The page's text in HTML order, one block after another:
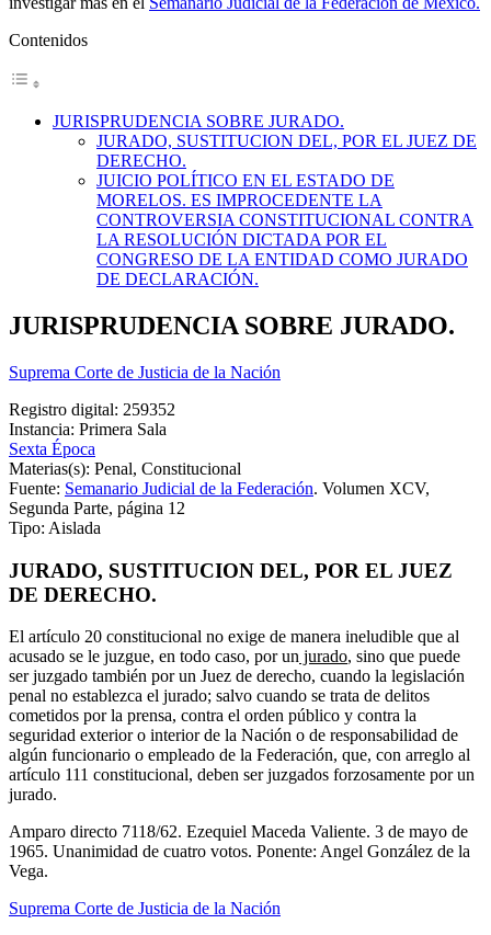
Contenidos
JURISPRUDENCIA SOBRE JURADO.
JURADO, SUSTITUCION DEL, POR EL JUEZ DE
DERECHO.
JUICIO POLÍTICO EN EL ESTADO DE
MORELOS. ES IMPROCEDENTE LA
CONTROVERSIA CONSTITUCIONAL CONTRA
LA RESOLUCIÓN DICTADA POR EL
CONGRESO DE LA ENTIDAD COMO JURADO
DE DECLARACIÓN.
JURISPRUDENCIA SOBRE JURADO.
Suprema Corte de Justicia de la Nación
Registro digital: 259352
Instancia: Primera Sala
Sexta Época
Materias(s): Penal, Constitucional
Fuente: Semanario Judicial de la Federación. Volumen XCV,
Segunda Parte, página 12
Tipo: Aislada
JURADO, SUSTITUCION DEL, POR EL JUEZ
DE DERECHO.
El artículo 20 constitucional no exige de manera ineludible que al
acusado se le juzgue, en todo caso, por un jurado, sino que puede
ser juzgado también por un Juez de derecho, cuando la legislación
penal no establezca el jurado; salvo cuando se trata de delitos
cometidos por la prensa, contra el orden público y contra la
seguridad exterior o interior de la Nación o de responsabilidad de
algún funcionario o empleado de la Federación, que, con arreglo al
artículo 111 constitucional, deben ser juzgados forzosamente por un
jurado.
Amparo directo 7118/62. Ezequiel Maceda Valiente. 3 de mayo de
1965. Unanimidad de cuatro votos. Ponente: Angel González de la
Vega.
Suprema Corte de Justicia de la Nación